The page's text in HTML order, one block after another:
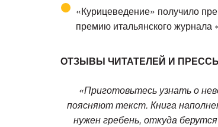
«Курицеведение» получило
премию итальянского
ОТЗЫВЫ ЧИТАТЕЛЕЙ И
«Приготовьтесь узнать о
поясняют текст. Книга
нужен гребень, откуда